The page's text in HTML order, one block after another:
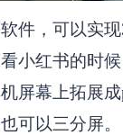
件，可以实
小红书的时
屏幕上拓展成
可以三分屏。